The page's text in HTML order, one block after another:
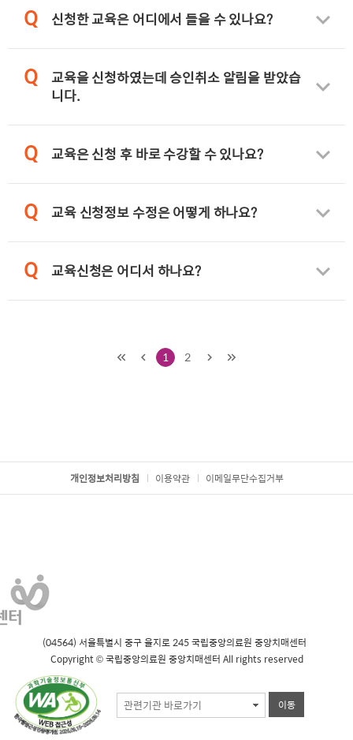
Q 신청한 교육은 어디에서 들을 수 있나요?
Q
교육을 신청하였는데 승인취소 알림을 받았습
니다.
Q 교육은 신청 후 바로 수강할 수 있나요?
Q 교육 신청정보 수정은 어떻게 하나요?
Q 교육신청은 어디서 하나요?
처음 이전1 2 다음마지막
개인정보처리방침 이용약관 이메일무단수집거부
(04564) 서울특별시 중구 을지로 245 국립중앙의료원 중앙치매센터
Copyright © 국립중앙의료원 중앙치매센터 All rights reserved
관련기관 바로가기 이동